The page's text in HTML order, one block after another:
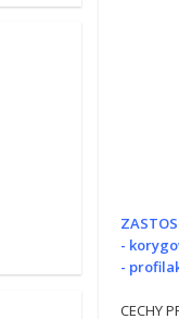
-
-
CECHY